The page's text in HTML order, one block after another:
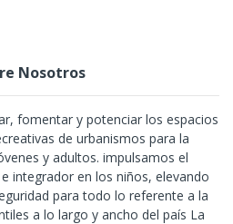
Nosotros
fomentar y potenciar los espacios
de urbanismos para la
y adultos. impulsamos el
integrador en los niños, elevando
para todo lo referente a la
a lo largo y ancho del país La